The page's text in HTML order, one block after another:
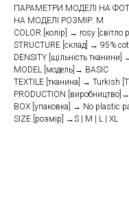
ПАРАМЕТРИ МОДЕЛІ НА
НА МОДЕЛІ РОЗМІР: M
COLOR [колір] → rosy [світло
STRUCTURE [склад] → 95%
DENSITY [щільність тканини]
MODEL [модель]→ BASIC
TEXTILE [тканина] → Turkish
PRODUCTION [виробництво]→
BOX [упаковка] → No plastic
SIZE [розмір] →S | M | L | XL